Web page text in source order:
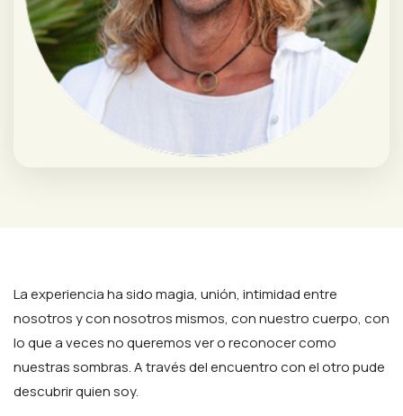
La experiencia ha sido magia, unión, intimidad entre
nosotros y con nosotros mismos, con nuestro cuerpo, con
lo que a veces no queremos ver o reconocer como
nuestras sombras. A través del encuentro con el otro pude
descubrir quien soy.